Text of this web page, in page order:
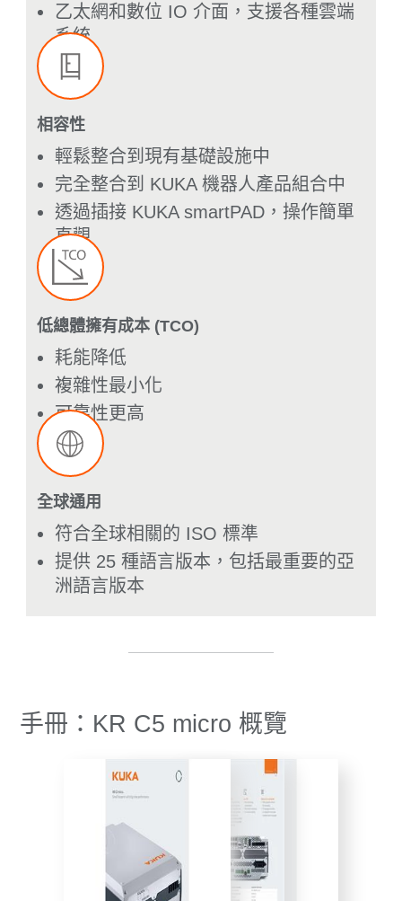
乙太網和數位 IO 介面，支援各種雲端
系統
相容性
輕鬆整合到現有基礎設施中
完全整合到 KUKA 機器人產品組合中
透過插接 KUKA smartPAD，操作簡單
直觀
低總體擁有成本 (TCO)
耗能降低
複雜性最小化
可靠性更高
全球通用
符合全球相關的 ISO 標準
提供 25 種語言版本，包括最重要的亞
洲語言版本
手冊：KR C5 micro 概覽